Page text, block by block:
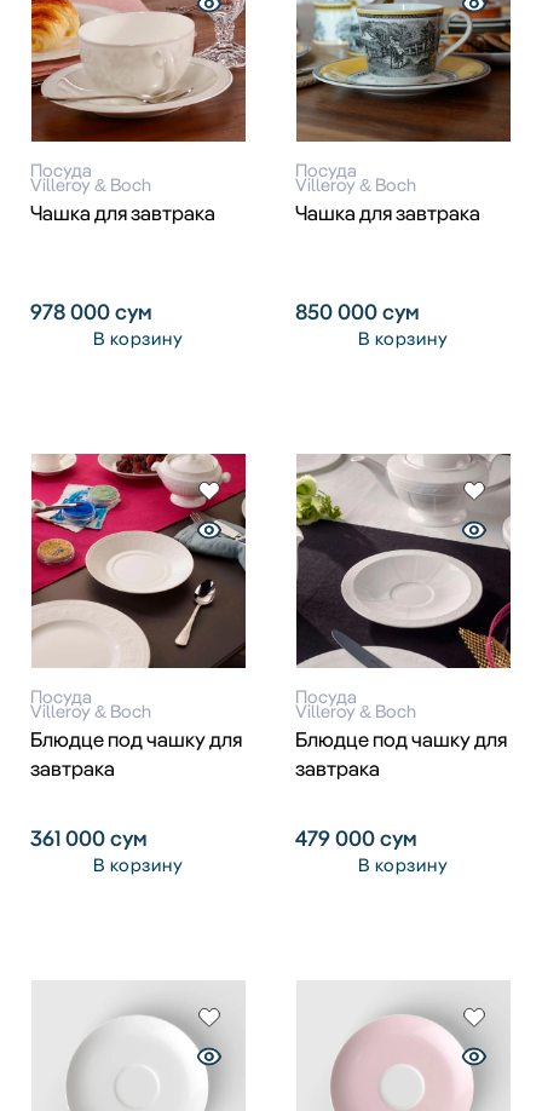
Посуда
Villeroy & Boch
Чашка для завтрака
978 000сум
В корзину
Посуда
Villeroy & Boch
Чашка для завтрака
850 000сум
В корзину
Посуда
Villeroy & Boch
Блюдце под чашку для
завтрака
361 000сум
В корзину
Посуда
Villeroy & Boch
Блюдце под чашку для
завтрака
479 000сум
В корзину